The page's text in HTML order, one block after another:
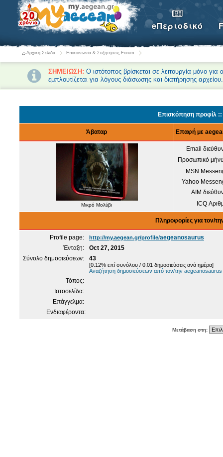
eΠεριοδικό
Αρχική Σελίδα Επικοινωνία & Συζητήσεις-Forum
ΣΗΜΕΙΩΣΗ: Ο ιστότοπος βρίσκεται σε λειτουργία μόνο
εμπλουτίζεται για λόγους διάσωσης και διατήρησης αρχείου.
Επισκόπηση προφίλ
Άβαταρ Επαφή με
Μικρό Μολύβι
Email
Προσωπικό
MSN
Yahoo
AIM
ICQ
Πληροφορίες για τον/
Profile page: http://my.aegean.gr/profile/aegeanosaurus
Ένταξη:
Oct 27, 2015
Σύνολο δημοσιεύσεων:
43
[0.12% επί συνόλου / 0.01 δημοσιεύσεις ανά ημέρα]
Αναζήτηση δημοσιεύσεων από τον/την aegeanosaurus
Τόπος:
Ιστοσελίδα:
Επάγγελμα:
Ενδιαφέροντα:
Μετάβαση στη: